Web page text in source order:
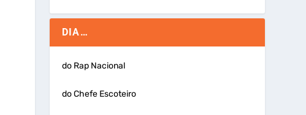
DIA…
do Rap Nacional
do Chefe Escoteiro